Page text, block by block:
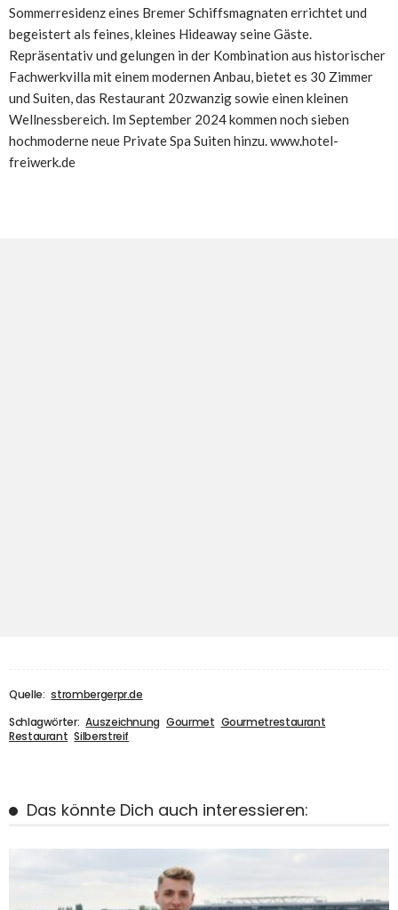
Sommerresidenz eines Bremer Schiffsmagnaten errichtet und
begeistert als feines, kleines Hideaway seine Gäste.
Repräsentativ und gelungen in der Kombination aus historischer
Fachwerkvilla mit einem modernen Anbau, bietet es 30 Zimmer
und Suiten, das Restaurant 20zwanzig sowie einen kleinen
Wellnessbereich. Im September 2024 kommen noch sieben
hochmoderne neue Private Spa Suiten hinzu. www.hotel-
freiwerk.de
Quelle: strombergerpr.de
Schlagwörter: Auszeichnung Gourmet Gourmetrestaurant
Restaurant Silberstreif
Das könnte Dich auch interessieren: